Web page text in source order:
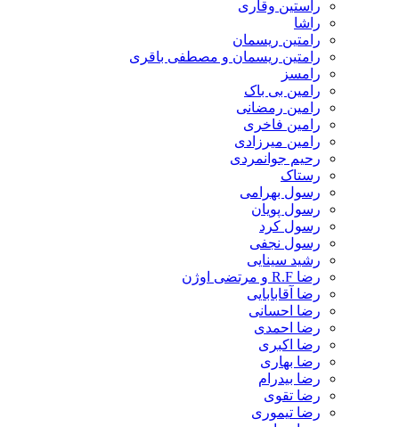
راستین وقاری
راشا
رامتین ریسمان
رامتین ریسمان و مصطفی باقری
رامسز
رامین بی باک
رامین رمضانی
رامین فاخری
رامین میرزادی
رحیم جوانمردی
رستاک
رسول بهرامی
رسول پویان
رسول کرد
رسول نجفی
رشید سینایی
رضا R.F و مرتضی اوژن
رضا آقابابایی
رضا احسانی
رضا احمدی
رضا اکبری
رضا بهاری
رضا بیدرام
رضا تقوی
رضا تیموری